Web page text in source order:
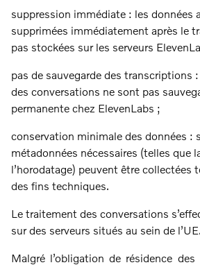
suppression immédiate : les données
supprimées immédiatement après le
pas stockées sur les serveurs
pas de sauvegarde des transcriptions
des conversations ne sont pas
permanente chez ElevenLabs ;
conservation minimale des données :
métadonnées nécessaires (telles que
l’horodatage) peuvent être collectées
des fins techniques.
Le traitement des conversations
sur des serveurs situés au sein de l’UE.
Malgré l’obligation de résidence